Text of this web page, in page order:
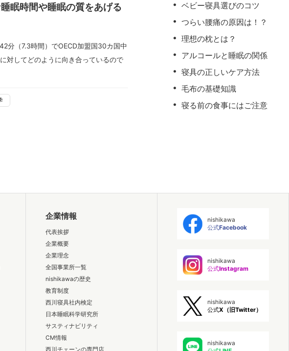
眠時間や睡眠の質をあげる
分（7.3時間）でOECD加盟国30カ国中
対してどのように向き合っているので
ベビー寝具選びのコツ
つらい腰痛の原因は！？
理想の枕とは？
アルコールと睡眠の関係
寝具の正しいケア方法
毛布の基礎知識
寝る前の食事にはご注意
企業情報
代表挨拶
企業概要
企業理念
全国事業所一覧
nishikawaの歴史
教育制度
西川寝具社内検定
日本睡眠科学研究所
サスティナビリティ
CM情報
西川チェーンの専門店
nishikawa
公式Facebook
nishikawa
公式Instagram
nishikawa
公式X（旧Twitter）
nishikawa